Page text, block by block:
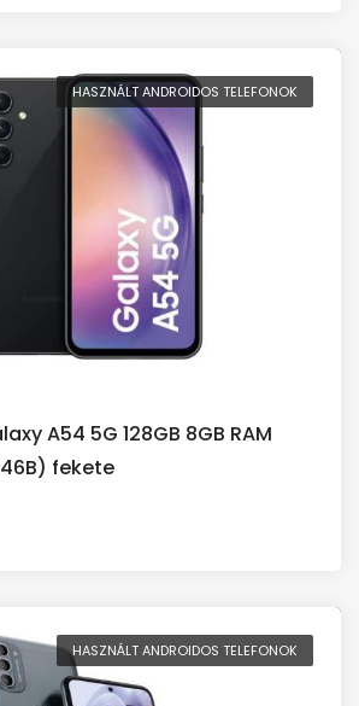
HASZNÁLT ANDROIDOS TELEFONOK
A54 5G 128GB 8GB RAM
fekete
HASZNÁLT ANDROIDOS TELEFONOK